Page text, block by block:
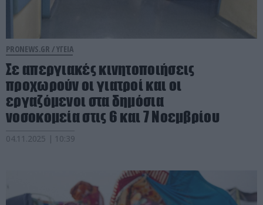
PRONEWS.GR /ΥΓΕΙΑ
Σε απεργιακές κινητοποιήσεις
προχωρούν οι γιατροί και οι
εργαζόμενοι στα δημόσια
νοσοκομεία στις 6 και 7 Νοεμβρίου
04.11.2025 | 10:39